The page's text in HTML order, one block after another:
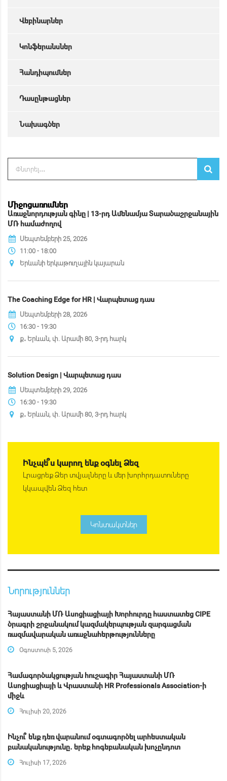
Վեբինարներ
Կոնֆերանսներ
Հանդիպումներ
Դասընթացներ
Նախագծեր
Միջոցառումներ
Առաջնորդության գինը | 13-րդ Ամենամյա Տարածաշրջանային
ՄՌ համաժողով
Սեպտեմբերի 25, 2026
11:00 - 18:00
Երևանի երկաթուղային կայարան
The Coaching Edge for HR | Վարպետաց դաս
Սեպտեմբերի 28, 2026
16:30 - 19:30
ք․ Երևան, փ. Արամի 80, 3-րդ հարկ
Solution Design | Վարպետաց դաս
Սեպտեմբերի 29, 2026
16:30 - 19:30
ք․ Երևան, փ. Արամի 80, 3-րդ հարկ
Ինչպե՞ս կարող ենք օգնել Ձեզ
Լրացրեք Ձեր տվյալները և մեր խորհրդատուները
կկապվեն Ձեզ հետ
Կոնտակտներ
Նորություններ
Հայաստանի ՄՌ Ասոցիացիայի Խորհուրդը հաստատեց CIPE
ծրագրի շրջանակում կազմակերպության զարգացման
ռազմավարական առաջնահերթությունները
Օգոստոսի 5, 2026
Համագործակցության հուշագիր Հայաստանի ՄՌ
Ասոցիացիայի և Վրաստանի HR Professionals Association-ի
միջև
Հուլիսի 20, 2026
Ինչու՞ ենք դեռ վարանում օգտագործել արհեստական
բանականությունը․ երեք հոգեբանական խոչընդոտ
Հուլիսի 17, 2026